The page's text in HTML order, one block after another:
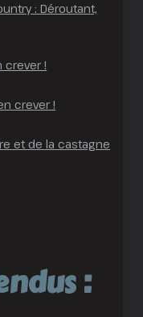
: Déroutant,
crever !
crever !
et de la castagne
: